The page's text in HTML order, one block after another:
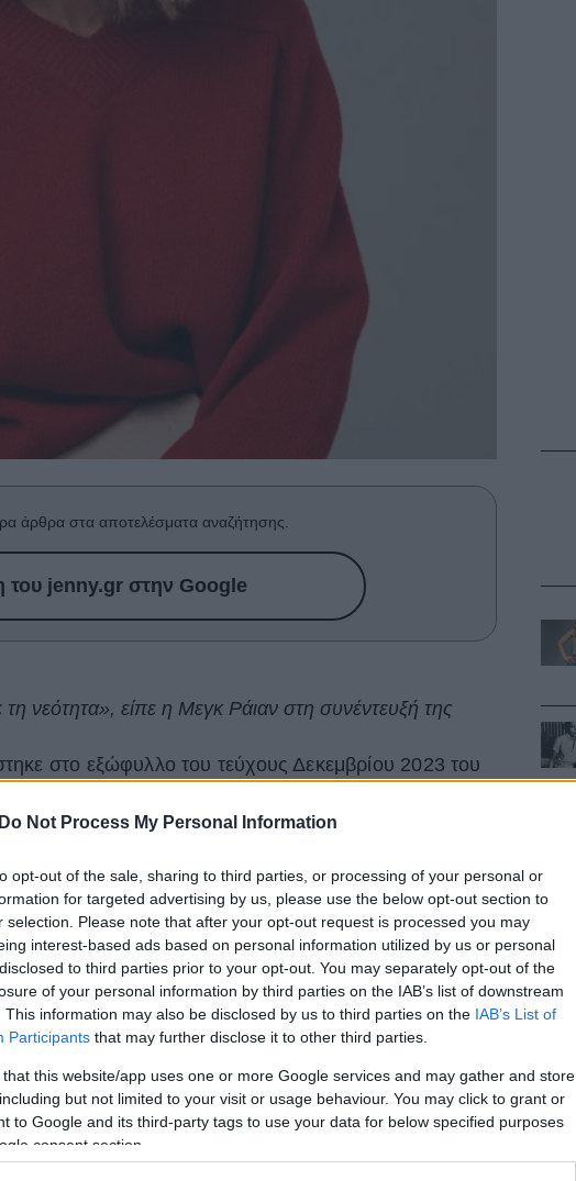
Do Not Process My Personal Information
opt-out of the sale, sharing to third parties, or processing of your personal or
for targeted advertising by us, please use the below opt-out section to
selection. Please note that after your opt-out request is processed you may
interest-based ads based on personal information utilized by us or personal
to third parties prior to your opt-out. You may separately opt-out of the
of your personal information by third parties on the IAB’s list of downstream
This information may also be disclosed by us to third parties on the IAB’s List of
Participants that may further disclose it to other third parties.
that this website/app uses one or more Google services and may gather and store
but not limited to your visit or usage behaviour. You may click to grant or
to Google and its third-party tags to use your data for below specified purposes
consent section.
άρθρα στα αποτελέσματα αναζήτησης.
του jenny.gr στην Google
νεότητα», είπε η Μεγκ Ράιαν στη συνέντευξή της
στο εξώφυλλο του τεύχους Δεκεμβρίου 2023 του
ότι
και πρώτη της ταινία από το2015, η
με τη νεότητα», είπε αρχικά η ηθοποιός στο
πια,αγαπώ την ηλικία μου. Λατρεύω το
μεγαλώνουμε. Μακάρι κάποιος να μου είχε πει
αυτό που είναι. Μη δίνεις σημασία στα εμπόδια”»,